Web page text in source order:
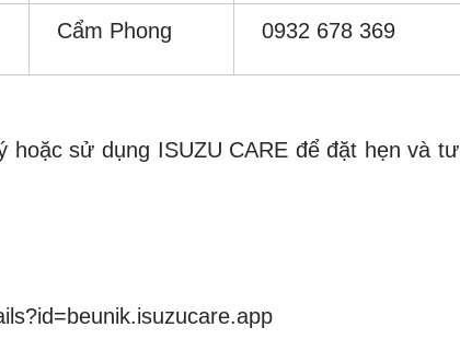
Cẩm Phong 0932 678 369
hoặc sử dụng ISUZU CARE để đặt hẹn và tư